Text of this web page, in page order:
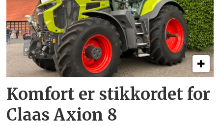
Komfort er stikkordet for
Claas Axion 8